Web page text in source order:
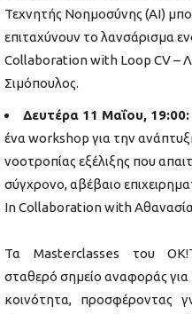
Τεχνητής Νοημοσύνης (AI)
επιταχύνουν το λανσάρισμα
Collaboration with Loop CV –
Σιμόπουλος.
Δευτέρα 11 Μαΐου, 19:00:
ένα workshop για την
νοοτροπίας εξέλιξης που
σύγχρονο, αβέβαιο
In Collaboration with
Τα Masterclasses του
σταθερό σημείο αναφοράς
κοινότητα, προσφέροντας